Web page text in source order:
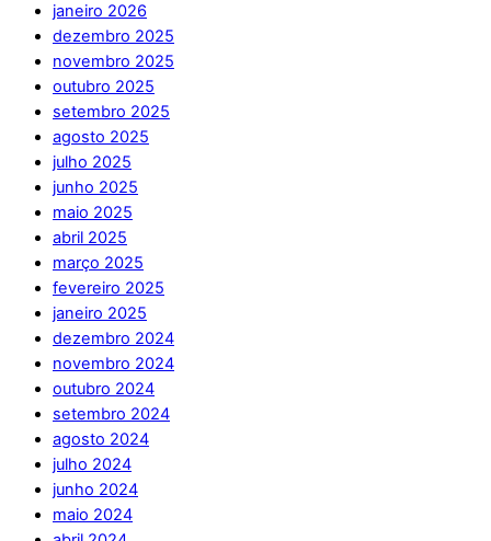
janeiro 2026
dezembro 2025
novembro 2025
outubro 2025
setembro 2025
agosto 2025
julho 2025
junho 2025
maio 2025
abril 2025
março 2025
fevereiro 2025
janeiro 2025
dezembro 2024
novembro 2024
outubro 2024
setembro 2024
agosto 2024
julho 2024
junho 2024
maio 2024